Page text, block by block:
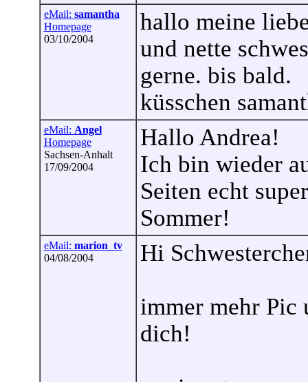
eMail: samantha
Homepage
03/10/2004
hallo meine
und nette
gerne. bis bald.
küsschen
eMail: Angel
Homepage
Sachsen-Anhalt
17/09/2004
Hallo Andrea!
Ich bin wieder
Seiten echt
Sommer!
eMail: marion_tv
04/08/2004
Hi
immer mehr Pic
dich!